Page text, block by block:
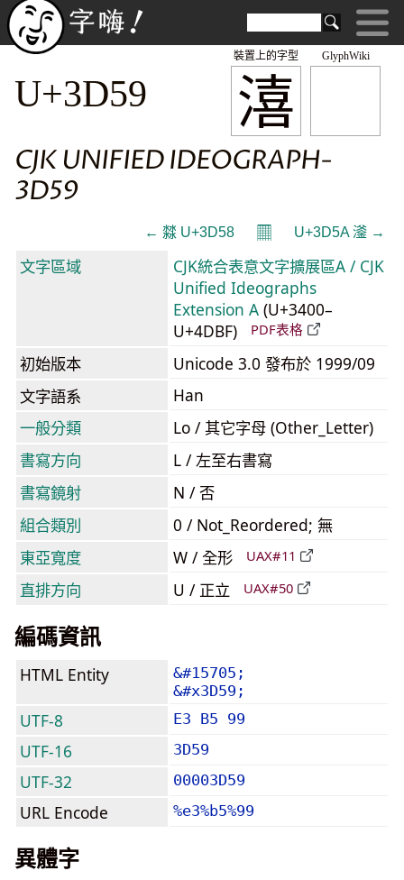
GlyphWiki
㵙
裝置上的字型
U+3D59
CJK UNIFIED IDEOGRAPH-
3D59
← 㵘 U+3D58 𝄜 U+3D5A 㵚 →
文字區域
CJK統合表意文字擴展區A / CJK
Unified Ideographs
Extension A (U+3400–
U+4DBF)
PDF表格
初始版本
Unicode 3.0 發布於 1999/09
文字語系
Han
一般分類
Lo / 其它字母 (Other_Letter)
書寫方向
L / 左至右書寫
書寫鏡射
N / 否
組合類別
0 / Not_Reordered; 無
東亞寬度
W / 全形 UAX#11
直排方向 U / 正立 UAX#50
編碼資訊
HTML Entity
&#15705;
&#x3D59;
UTF-8 E3 B5 99
UTF-16 3D59
UTF-32 00003D59
URL Encode %e3%b5%99
異體字